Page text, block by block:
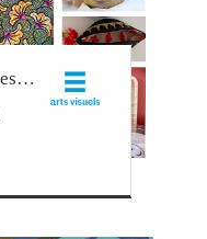
Marché des Créateurs/Designers Market